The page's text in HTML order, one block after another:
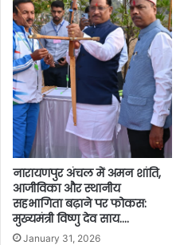
नारायणपुर अंचल में अमन शांति,
आजीविका और स्थानीय
सहभागिता बढ़ाने पर फोकस:
मुख्यमंत्री विष्णु देव साय….
January 31, 2026